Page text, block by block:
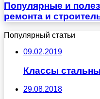
Популярные и
ремонта и
Популярный статьи
09.02.2019
Классы
29.08.2018